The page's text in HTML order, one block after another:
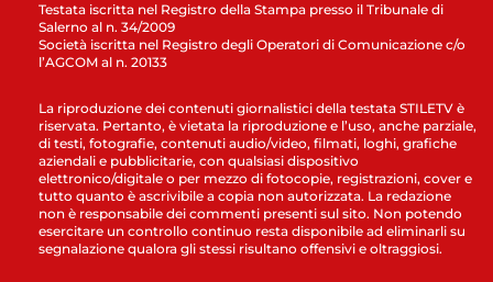
Testata iscritta nel Registro della Stampa presso il Tribunale di
Salerno al n. 34/2009
Società iscritta nel Registro degli Operatori di Comunicazione c/o
l’AGCOM al n. 20133
La riproduzione dei contenuti giornalistici della testata STILETV è
riservata. Pertanto, è vietata la riproduzione e l’uso, anche parziale,
di testi, fotografie, contenuti audio/video, filmati, loghi, grafiche
aziendali e pubblicitarie, con qualsiasi dispositivo
elettronico/digitale o per mezzo di fotocopie, registrazioni, cover e
tutto quanto è ascrivibile a copia non autorizzata. La redazione
non è responsabile dei commenti presenti sul sito. Non potendo
esercitare un controllo continuo resta disponibile ad eliminarli su
segnalazione qualora gli stessi risultano offensivi e oltraggiosi.